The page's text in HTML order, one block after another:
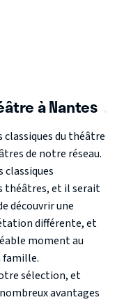
à Nantes
classiques du théâtre
de notre réseau.
classiques
théâtres, et il serait
découvrir une
différente, et
moment au
famille.
sélection, et
avantages